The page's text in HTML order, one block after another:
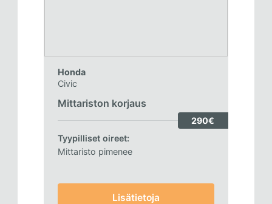
Honda
Civic
Mittariston korjaus
290€
Tyypilliset oireet:
Mittaristo pimenee
Lisätietoja